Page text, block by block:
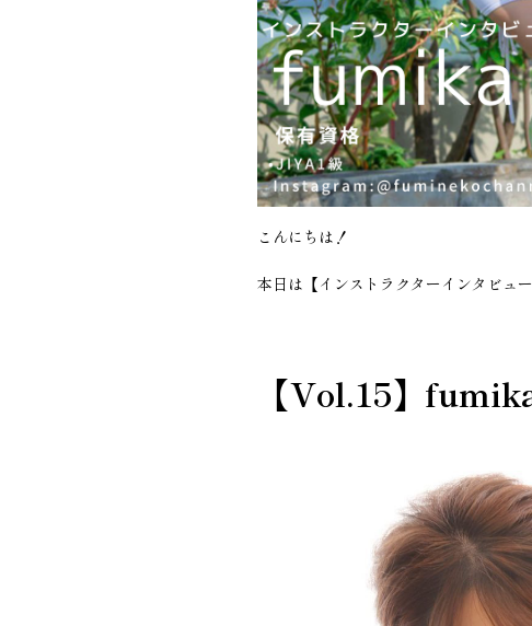
こんにちは！
本日は【インストラクターインタビュ
【Vol.15】